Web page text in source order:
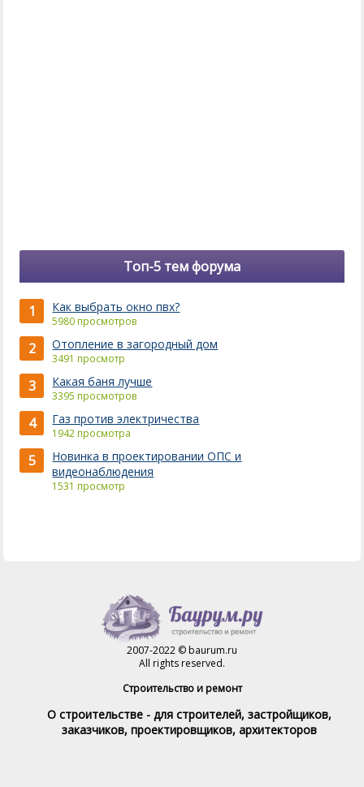
Топ-5 тем форума
1 Как выбрать окно пвх?
5980 просмотров
2 Отопление в загородный дом
3491 просмотр
3 Какая баня лучше
3395 просмотров
4 Газ против электричества
1942 просмотра
5
Новинка в проектировании ОПС и
видеонаблюдения
1531 просмотр
2007-2022 © baurum.ru
All rights reserved.
Строительство и ремонт
О строительстве - для строителей, застройщиков,
заказчиков, проектировщиков, архитекторов